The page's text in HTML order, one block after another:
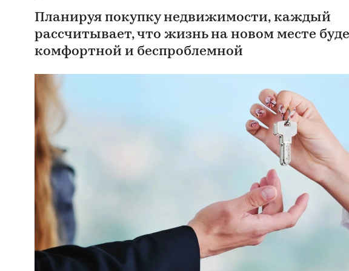
Планируя покупку недвижимости, каждый
рассчитывает, что жизнь на новом месте
комфортной и беспроблемной